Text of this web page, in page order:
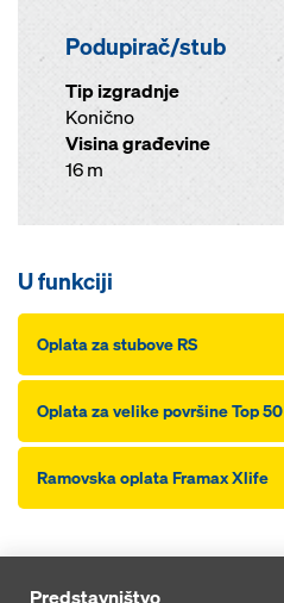
Podupirač/stub
Tip izgradnje
Konično
Visina građevine
16 m
U funkciji
Oplata za stubove RS
Oplata za velike površine Top 50
Ramovska oplata Framax Xlife
Predstavništvo